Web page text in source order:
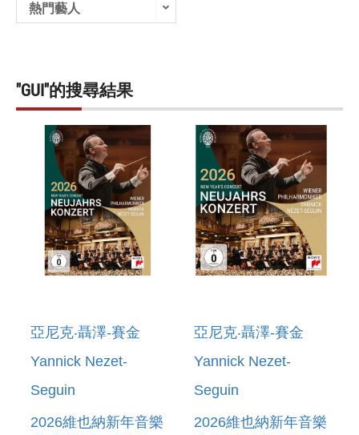
熱門藝人
"GUI"的搜尋結果
亞尼克‧聶澤-賽金
Yannick Nezet-
Seguin
2026維也納新年音樂
亞尼克‧聶澤-賽金
Yannick Nezet-
Seguin
2026維也納新年音樂